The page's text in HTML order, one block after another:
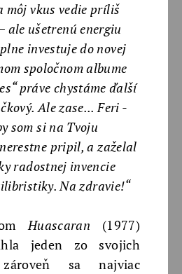
môj vkus vedie príliš
ale ušetrenú energiu
investuje do novej
spoločnom albume
práve chystáme ďalší
Ale zase... Feri -
som si na Tvoju
pripil, a zaželal
radostnej invencie
Na zdravie!“
Huascaran (1977)
jeden zo svojich
sa najviac